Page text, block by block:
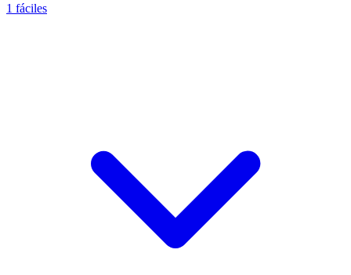
1 fáciles